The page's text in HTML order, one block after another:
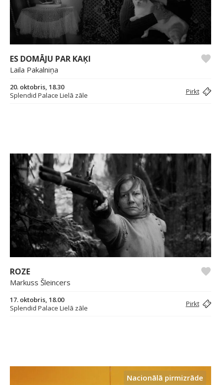
ES DOMĀJU PAR KAĶI
Laila Pakalniņa
20. oktobris, 18.30
Splendid Palace Lielā zāle
Pirkt
ROZE
Markuss Šleincers
17. oktobris, 18.00
Splendid Palace Lielā zāle
Pirkt
Nacionālā pirmizrāde